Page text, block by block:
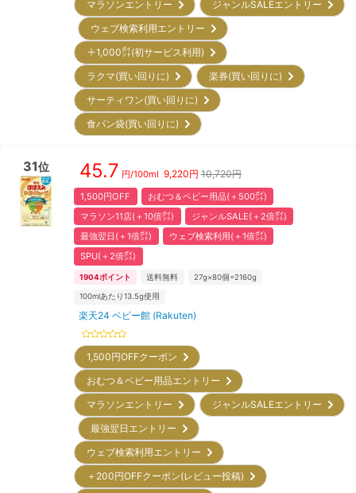
マラソンエントリー
ジャンルSALEエントリー
ウェブ検索利用エントリー
＋1,000㌽(初サービス利用)
ラクマ(買い回りに)
楽券(買い回りに)
サーティワン(買い回りに)
食パン袋(買い回りに)
31位 45.7 円/100ml 9,220円 10,720円
1,500円OFF
おむつ＆ベビー用品(＋500㌽)
マラソン11店(＋10倍㌽)
ジャンルSALE(＋2倍㌽)
最強翌日(＋1倍㌽)
ウェブ検索利用(＋1倍㌽)
SPU(＋2倍㌽)
1904ポイント 送料無料 27g×80個=2160g
100mlあたり13.5g使用
楽天24 ベビー館 (Rakuten)
1,500円OFFクーポン
おむつ＆ベビー用品エントリー
マラソンエントリー
ジャンルSALEエントリー
最強翌日エントリー
ウェブ検索利用エントリー
＋200円OFFクーポン(レビュー投稿)